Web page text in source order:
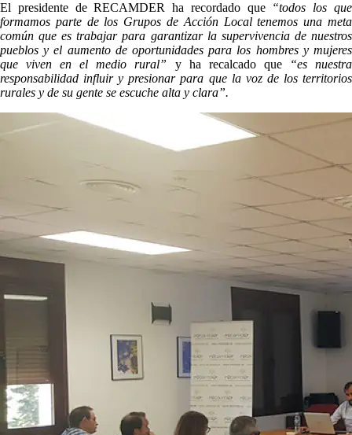
El presidente de RECAMDER ha recordado que“todos los que
formamos parte de los Grupos de Acción Local tenemos una meta
común que es trabajar para garantizar la supervivencia de nuestros
pueblos y el aumento de oportunidades para los hombres y mujeres
que viven en el medio rural” y ha recalcado que“es nuestra
responsabilidad influir y presionar para que la voz de los territorios
rurales y de su gente se escuche alta y clara”.